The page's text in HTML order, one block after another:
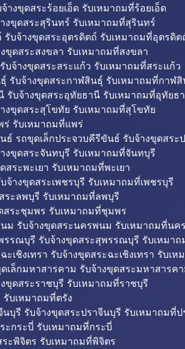
างขุดสระร้อยเอ็ด รับเหมาถมที่ร้อยเอ็ด
งขุดสระสุรินทร์ รับเหมาถมที่สุรินทร์
บจ้างขุดสระอุตรดิตถ์ รับเหมาถมที่อุตรดิต
ขุดสระสงขลา รับเหมาถมที่สงขลา
บจ้างขุดสระสระแก้ว รับเหมาถมที่สระแก้ว
รับจ้างขุดสระกาฬสินธุ์ รับเหมาถมที่กาฬ
รับจ้างขุดสระอุทัยธานี รับเหมาถมที่อุทัยธ
งขุดสระสุโขทัย รับเหมาถมที่สุโขทัย
ร่ รับเหมาถมที่แพร่
รถขุดเล็กประจวบคีรีขันธ์ รับจ้างขุดสร
งขุดสระจันทบุรี รับเหมาถมที่จันทบุรี
สระพะเยา รับเหมาถมที่พะเยา
จ้างขุดสระเพชรบุรี รับเหมาถมที่เพชรบุรี
ระลพบุรี รับเหมาถมที่ลพบุรี
สระชุมพร รับเหมาถมที่ชุมพร
ม รับจ้างขุดสระนครพนม รับเหมาถมที่นค
รณบุรี รับจ้างขุดสระสุพรรณบุรี รับเหมา
เชิงเทรา รับจ้างขุดสระฉะเชิงเทรา รับเห
ล็กมหาสารคาม รับจ้างขุดสระมหาสารค
ขุดสระราชบุรี รับเหมาถมที่ราชบุรี
รับเหมาถมที่ตรัง
บุรี รับจ้างขุดสระปราจีนบุรี รับเหมาถมที่ป
ะกระบี่ รับเหมาถมที่กระบี่
ะพิจิตร รับเหมาถมที่พิจิตร